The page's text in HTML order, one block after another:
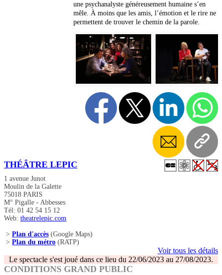
une psychanalyste généreusement humaine s’en
mêle. À moins que les amis, l’émotion et le rire ne
permettent de trouver le chemin de la parole.
THÉÂTRE LEPIC
1 avenue Junot
Moulin de la Galette
75018 PARIS
M° Pigalle - Abbesses
Tél: 01 42 54 15 12
Web: theatrelepic.com
> Plan d'accès (Google Maps)
> Plan du métro (RATP)
Voir tous les détails
Le spectacle s'est joué dans ce lieu du 22/06/2023 au 27/08/2023.
CONDITIONS GRAND PUBLIC